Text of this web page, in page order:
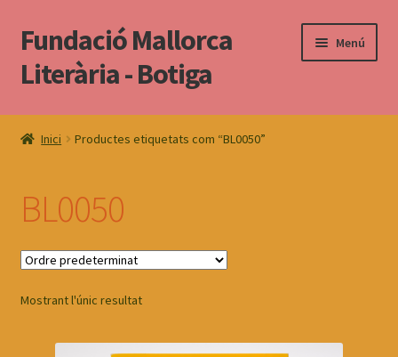
Salta
a
navegació
Vés
al
contingut
Fundació Mallorca
Literària - Botiga
Menú
Torna al web
Inici Productes etiquetats com “BL0050”
BL0050
Mostrant l'únic resultat